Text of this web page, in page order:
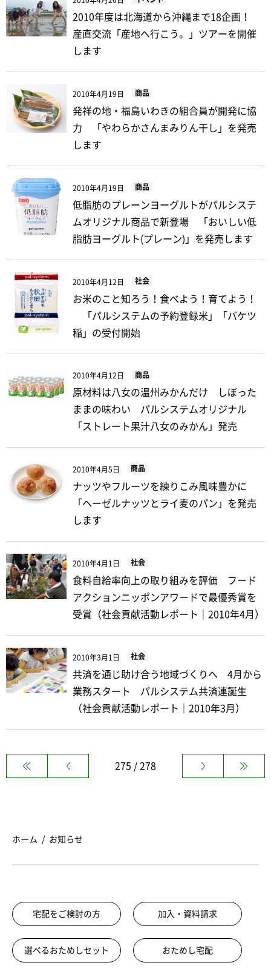
2010年度は北海道から沖縄まで18企画！
産直交流「産地へ行こう。」ツアーを開催
します
2010年4月19日 商品
発祥の地・福島いわきの組合員が開発に協
力 「やわらかさんまみりん干し」を発売
します
2010年4月19日 商品
低脂肪のプレーンヨーグルトがパルシステ
ムオリジナル商品で新登場 「おいしい低
脂肪ヨーグルト(プレーン)」を発売します
2010年4月12日 社会
お米のこと知ろう！食べよう！育てよう！
「パルシステムの予約登録米」「バケツ
稲」の受付開始
2010年4月12日 商品
原材料は八女の温州みかんだけ しぼった
ままの味わい パルシステムオリジナル
「ストレート果汁八女のみかん」発売
2010年4月5日 商品
ナッツやフルーツを練りこみ風味豊かに
「ヘーゼルナッツとライ麦のパン」を発売
します
2010年4月1日 社会
食料自給率向上の取り組みを評価 フード
アクションニッポンアワードで最優秀賞を
受賞（社会貢献活動レポート｜2010年4月）
2010年3月1日 社会
共済を通じ助け合う地域づくりへ 4月から
業務スタート パルシステム共済連誕生
（社会貢献活動レポート｜2010年3月）
275 / 278
ホーム お知らせ
宅配をご検討の方 加入・資料請求
選べるおためしセット おためし宅配